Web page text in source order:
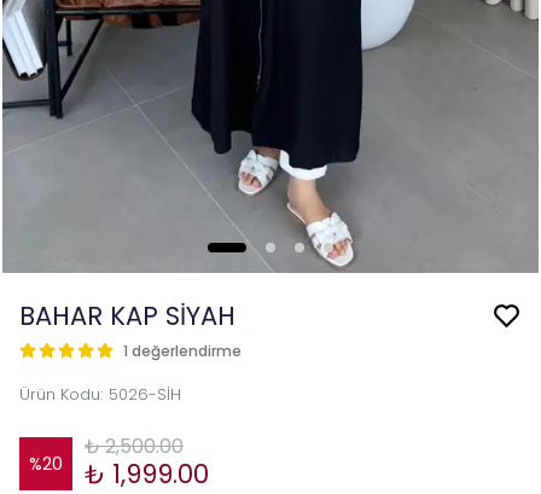
BAHAR KAP SİYAH
1 değerlendirme
Ürün Kodu: 5026-SİH
%20
₺ 2,500.00
₺ 1,999.00